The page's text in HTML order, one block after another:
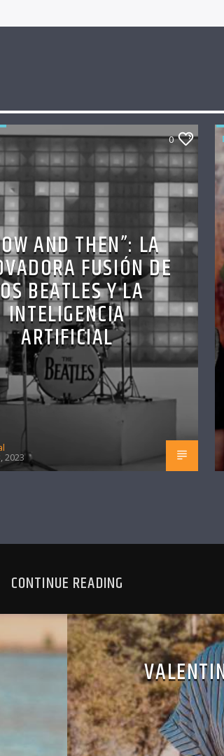
0
AND THEN”: LA
FUSIÓN DE
BEATLES Y LA
INTELIGENCIA
ARTIFICIAL
2023
CONTINUE READING